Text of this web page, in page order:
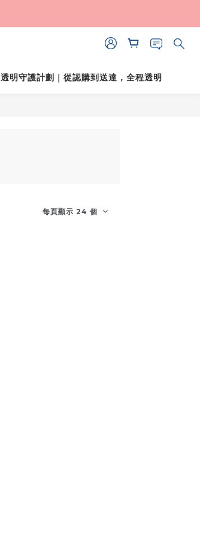
透明守護計劃｜從認購到送達，全程透明
每頁顯示 24 個